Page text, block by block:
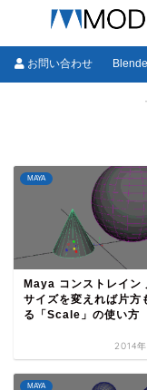
お問い合わせ
MAYA
Maya コンストレイン
サイズを変えれば片方
る「Scale」の使い方
2014
MAYA